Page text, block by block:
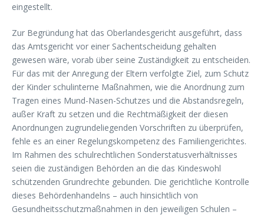
eingestellt.
Zur Begründung hat das Oberlandesgericht ausgeführt, dass
das Amtsgericht vor einer Sachentscheidung gehalten
gewesen wäre, vorab über seine Zuständigkeit zu entscheiden.
Für das mit der Anregung der Eltern verfolgte Ziel, zum Schutz
der Kinder schulinterne Maßnahmen, wie die Anordnung zum
Tragen eines Mund-Nasen-Schutzes und die Abstandsregeln,
außer Kraft zu setzen und die Rechtmäßigkeit der diesen
Anordnungen zugrundeliegenden Vorschriften zu überprüfen,
fehle es an einer Regelungskompetenz des Familiengerichtes.
Im Rahmen des schulrechtlichen Sonderstatusverhältnisses
seien die zuständigen Behörden an die das Kindeswohl
schützenden Grundrechte gebunden. Die gerichtliche Kontrolle
dieses Behördenhandelns – auch hinsichtlich von
Gesundheitsschutzmaßnahmen in den jeweiligen Schulen –